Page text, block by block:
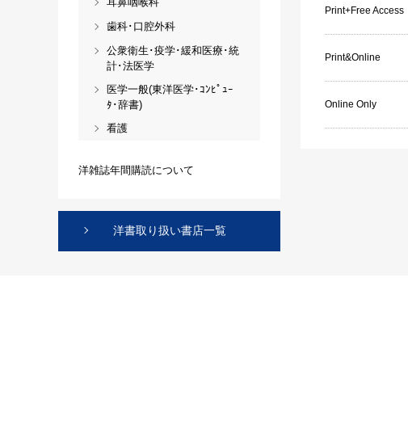
Print+Free Access
Print&Online
Online Only
歯科･口腔外科
公衆衛生･疫学･緩和医療･統
計･法医学
医学一般(東洋医学･ｺﾝﾋﾟｭｰ
ﾀ･辞書)
看護
洋雑誌年間購読について
洋書取り扱い書店一覧